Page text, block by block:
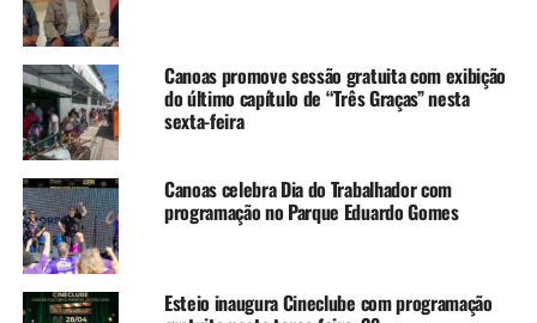
O resultado de toda essa produção chega à tela grande no
dia 2 de julho, no teatro do Sesc Canoas, com atividades
gratuitas e abertas à comunidade:
– 14h às 16h30 – Mostra Curta Fecic: Exibição dos filmes
estudantis selecionados, debates com os realizadores e
entrega de certificados. As obras escolhidas também
concorrerão à categoria estudantil do Fecic, que acontece
de 23 à 26 de setembro.
– 18h30 – Painel Audiovisual e Educação: Encontro
Canoas promove sessão gratuita com exibição
do último capítulo de “Três Graças” nesta
sexta-feira
Canoas celebra Dia do Trabalhador com
programação no Parque Eduardo Gomes
Esteio inaugura Cineclube com programação